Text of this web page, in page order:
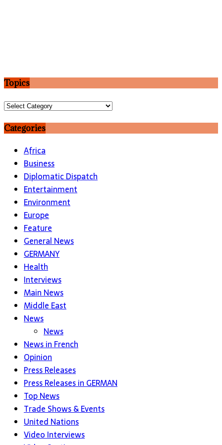
Topics
Topics
Categories
Africa
Business
Diplomatic Dispatch
Entertainment
Environment
Europe
Feature
General News
GERMANY
Health
Interviews
Main News
Middle East
News
News
News in French
Opinion
Press Releases
Press Releases in GERMAN
Top News
Trade Shows & Events
United Nations
Video Interviews